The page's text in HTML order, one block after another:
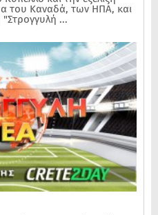
του Καναδά, των ΗΠΑ, και
...